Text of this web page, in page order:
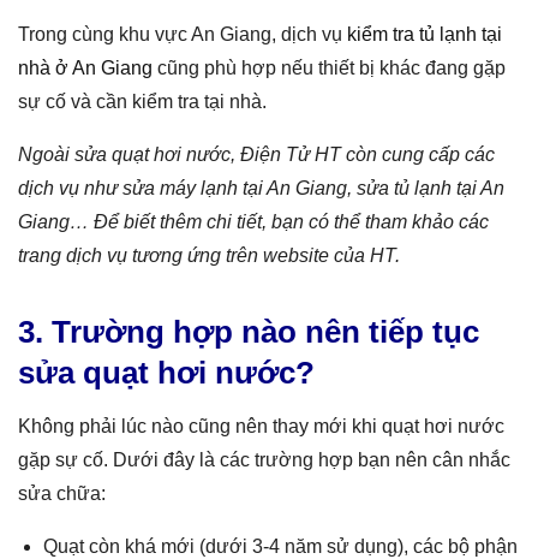
Trong cùng khu vực An Giang, dịch vụ kiểm tra tủ lạnh tại
nhà ở An Giang cũng phù hợp nếu thiết bị khác đang gặp
sự cố và cần kiểm tra tại nhà.
Ngoài sửa quạt hơi nước, Điện Tử HT còn cung cấp các
dịch vụ như sửa máy lạnh tại An Giang, sửa tủ lạnh tại An
Giang… Để biết thêm chi tiết, bạn có thể tham khảo các
trang dịch vụ tương ứng trên website của HT.
3. Trường hợp nào nên tiếp tục
sửa quạt hơi nước?
Không phải lúc nào cũng nên thay mới khi quạt hơi nước
gặp sự cố. Dưới đây là các trường hợp bạn nên cân nhắc
sửa chữa:
Quạt còn khá mới (dưới 3-4 năm sử dụng), các bộ phận